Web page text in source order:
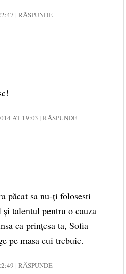
RĂSPUNDE
AT 19:03 RĂSPUNDE
păcat sa nu-ți folosesti
talentul pentru o cauza
ca prințesa ta, Sofia
pe masa cui trebuie.
RĂSPUNDE